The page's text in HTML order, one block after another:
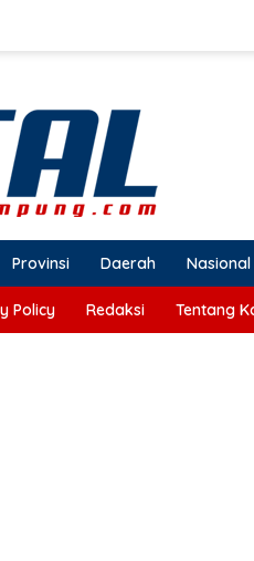
Provinsi Daerah Nasional
Policy Redaksi Tentang